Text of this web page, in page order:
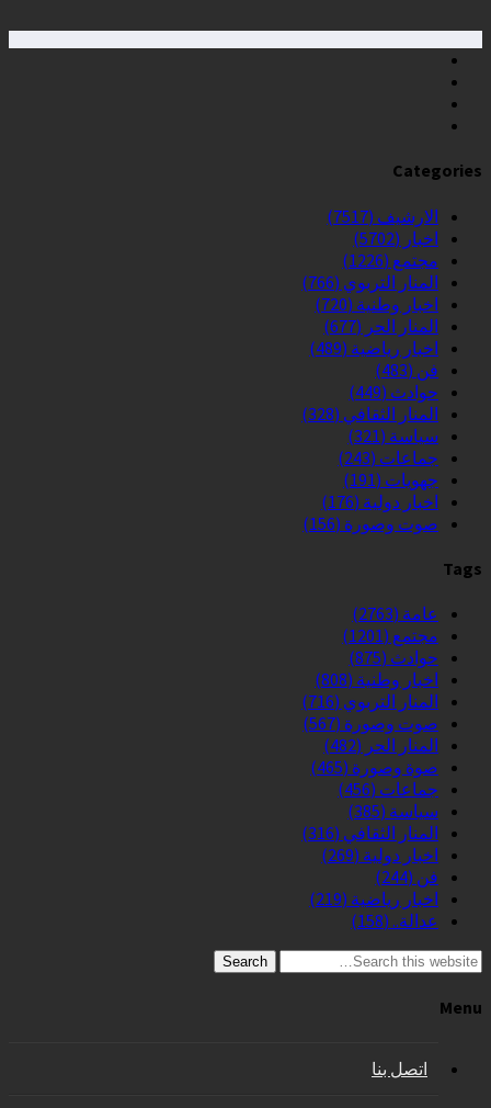
Categories
الارشيف (7517)
اخبار (5702)
مجتمع (1226)
المنار التربوي (766)
اخبار وطنية (720)
المنار الحر (677)
اخبار رياضية (489)
فن (483)
حوادث (449)
المنار الثقافي (328)
سياسة (321)
جماعات (243)
جهويات (191)
اخبار دولية (176)
صوت وصورة (156)
Tags
عامة (2763)
مجتمع (1201)
حوادث (875)
اخبار وطنية (808)
المنار التربوي (716)
صوت وصورة (567)
المنار الحر (482)
صوة وصورة (465)
جماعات (456)
سياسة (385)
المنار الثقافي (316)
اخبار دولية (269)
فن (244)
اخبار رياضية (219)
عدالة.. (158)
Search
Menu
اتصل بنا